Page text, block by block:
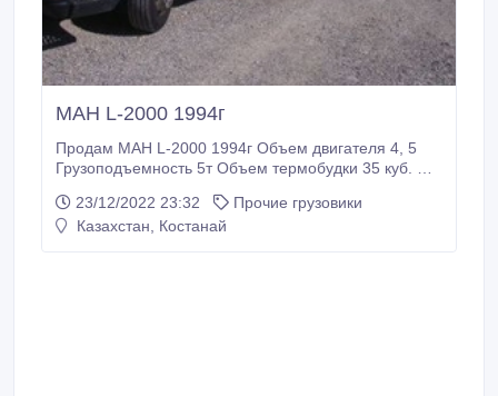
МАН L-2000 1994г
Продам МАН L-2000 1994г Объем двигателя 4, 5
Грузоподъемность 5т Объем термобудки 35 куб. м.
Возможен обмен Торг.
23/12/2022 23:32
Прочие грузовики
Казахстан, Костанай